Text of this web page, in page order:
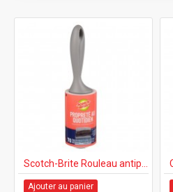
Ajouter au panier